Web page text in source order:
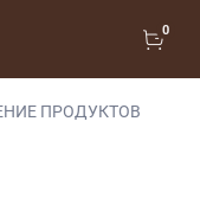
0
ПРОДУКТОВ